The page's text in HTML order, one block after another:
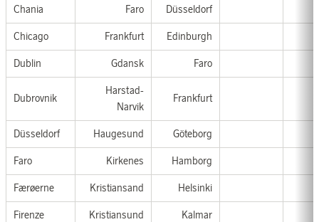
Chania Faro Düsseldorf
Chicago Frankfurt Edinburgh
Dublin Gdansk Faro
Dubrovnik
Harstad-
Narvik
Frankfurt
Düsseldorf Haugesund Göteborg
Faro Kirkenes Hamborg
Færøerne Kristiansand Helsinki
Firenze Kristiansund Kalmar